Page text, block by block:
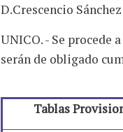
D.Crescencio
UNICO. - Se procede
serán de obligado
Tablas